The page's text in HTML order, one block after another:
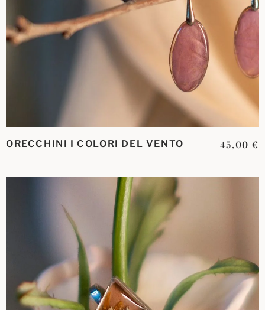
ORECCHINI I COLORI DEL VENTO 45,00€